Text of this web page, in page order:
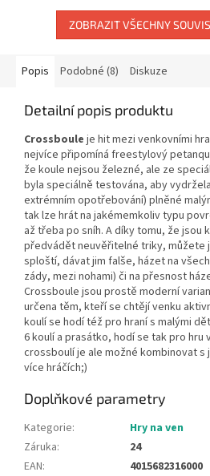
velmi odolné...
ZOBRAZIT VŠECHNY
Popis Podobné (8) Diskuze
Detailní popis produktu
Crossboule je hit mezi venkovními
nejvíce připomíná freestylový
že koule nejsou železné, ale ze
byla speciálně testována, aby
extrémním opotřebování) plněné
tak lze hrát na jakémemkoliv typu
až třeba po sníh. A díky tomu, že jsou
předvádět neuvěřitelné triky, můžete
sploští, dávat jim falše, házet na
zády, mezi nohami) či na přesnost
Crossboule jsou prostě moderní
určena těm, kteří se chtějí venku
koulí se hodí též pro hraní s malými
6 koulí a prasátko, hodí se tak pro hru
crossboulí je ale možné kombinovat s
více hráčích;)
Doplňkové parametry
Kategorie:
Hry na ven
Záruka:
24
EAN:
4015682316000